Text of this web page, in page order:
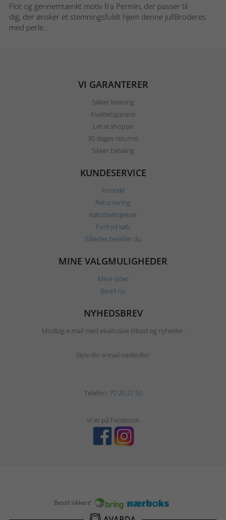
Flot og gennemtænkt motiv fra Permin, der passer til
dig, der ønsker et stemningsfuldt hjem denne jul!Broderes
med perle...
VI GARANTERER
Sikker levering
Kvalitetsgaranti
Let at shoppe
30 dages returret
Sikker betaling
KUNDESERVICE
Kontakt
Returnering
Købsbetingelser
Fortryd køb
Således bestiller du
MINE VALGMULIGHEDER
Mine sider
Bestil nu
NYHEDSBREV
Modtag e-mail med eksklusive tilbud og nyheder.
Skriv din e-mail nedenfor.
Telefon: 70 20 22 50
Vi er på Facebook
Bestil sikkert!